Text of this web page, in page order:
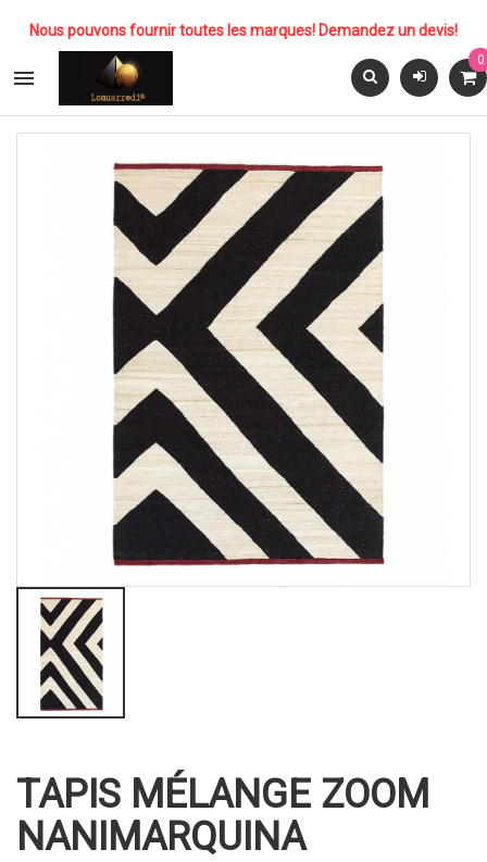
Nous pouvons fournir toutes les marques! Demandez un devis!

0
TAPIS MÉLANGE ZOOM
NANIMARQUINA